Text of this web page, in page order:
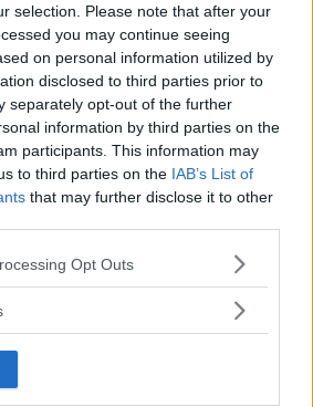
selection. Please note that after your
you may continue seeing
on personal information utilized by
disclosed to third parties prior to
separately opt-out of the further
information by third parties on the
participants. This information may
to third parties on the IAB’s List of
that may further disclose it to other
app uses one or more Google
or usage behaviour. You may click to
specified purposes in below Google
Opt Outs
Nido